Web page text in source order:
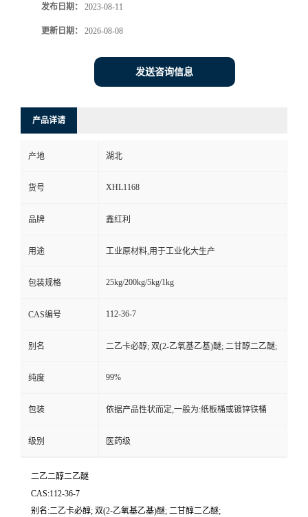
发布日期： 2023-08-11
更新日期： 2026-08-08
发送咨询信息
产品详请
产地 湖北
货号 XHL1168
品牌 鑫红利
用途 工业原材料,用于工业化大生产
包装规格 25kg/200kg/5kg/1kg
CAS编号 112-36-7
别名 二乙卡必醇; 双(2-乙氧基乙基)醚; 二甘醇二乙醚;
纯度 99%
包装 依据产品性状而定,一般为:纸板桶或镀锌铁桶
级别 医药级
二乙二醇二乙醚
CAS:112-36-7
别名:二乙卡必醇; 双(2-乙氧基乙基)醚; 二甘醇二乙醚;